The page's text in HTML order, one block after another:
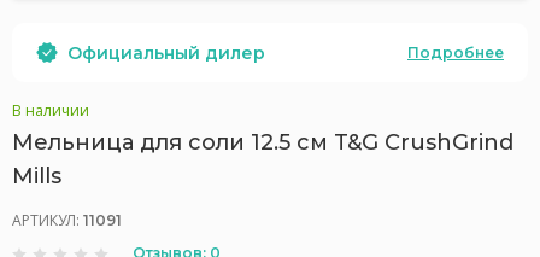
Официальный дилер Подробнее
В наличии
Мельница для соли 12.5 см T&G CrushGrind
Mills
АРТИКУЛ: 11091
Отзывов: 0